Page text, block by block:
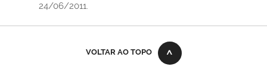
24/06/2011.
VOLTAR AO TOPO